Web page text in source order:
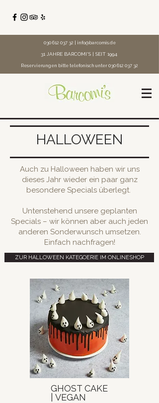
030 612 037 32 info@barcomis.de
31 JAHRE BARCOMI'S | SEIT 1994
Reservierungen bitte telefonisch unter 030 612 037 32
HALLOWEEN
Auch zu Halloween haben wir uns
dieses Jahr wieder ein paar ganz
besondere Specials überlegt.
Untenstehend unsere geplanten
Specials – wir können aber auch jeden
anderen Sonderwunsch umsetzen.
Einfach nachfragen!
ZUR HALLOWEEN KATEGOERIE IM ONLINESHOP
GHOST CAKE
| VEGAN